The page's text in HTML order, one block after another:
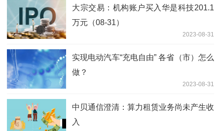
大宗交易：机构账户买入华是科技201.1
万元（08-31）
2023-08-31
实现电动汽车“充电自由” 各省（市）怎么
做？
2023-08-31
中贝通信澄清：算力租赁业务尚未产生收
入